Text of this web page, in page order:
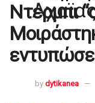
Ντέρμπι
by dytikanea